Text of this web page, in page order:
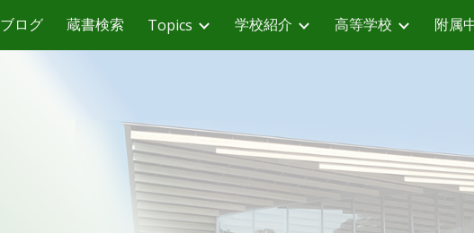
Skip to navigation
ブログ 蔵書検索 Topics 学校紹介 高等学校 附属